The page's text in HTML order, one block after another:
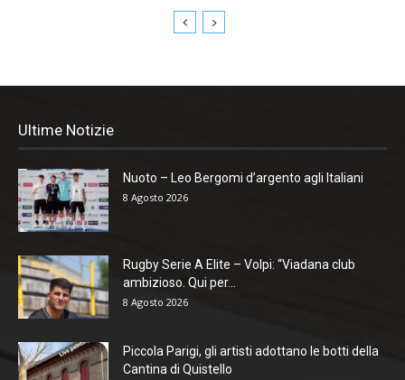
Ultime Notizie
Nuoto – Leo Bergomi d’argento agli Italiani
8 Agosto 2026
Rugby Serie A Elite – Volpi: “Viadana club
ambizioso. Qui per...
8 Agosto 2026
Piccola Parigi, gli artisti adottano le botti della
Cantina di Quistello